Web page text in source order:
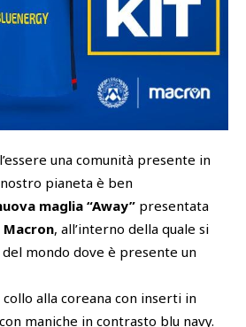
PHOTOGALLERY
una comunità presente in
pianeta è ben
maglia “Away” presentata
Macron, all’interno della quale si
mondo dove è presente un
collo alla coreana con inserti in
con maniche in contrasto blu navy.